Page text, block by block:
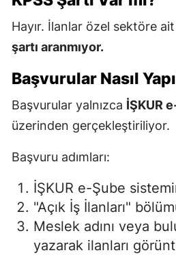
Hayır. İlanlar özel sektöre
şartı aranmıyor.
Başvurular Nasıl
Başvurular yalnızca İŞKUR
üzerinden gerçekleştiriliyor.
Başvuru adımları:
İŞKUR e-Şube
"Açık İş İlanları"
Meslek adını veya
yazarak ilanları